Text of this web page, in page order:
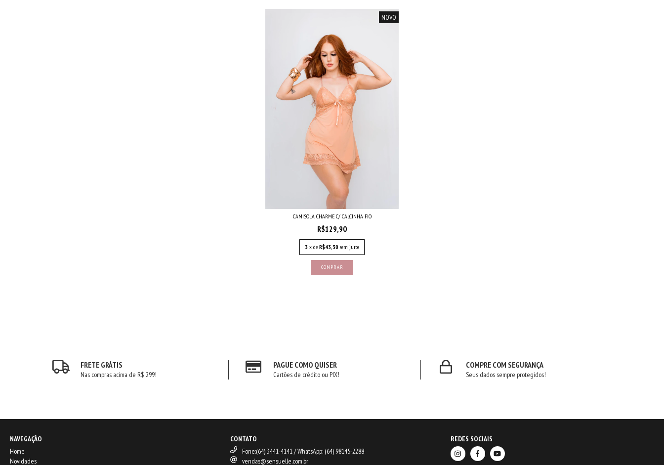
NOVO
CAMISOLA CHARME C/ CALCINHA FIO
R$129,90
3 x de R$43,30 sem juros
COMPRAR
FRETE GRÁTIS
Nas compras acima de R$ 299!
PAGUE COMO QUISER
Cartões de crédito ou PIX!
COMPRE COM SEGURANÇA
Seus dados sempre protegidos!
NAVEGAÇÃO
Home
Novidades
CONTATO
Fone:(64) 3441-4141 / WhatsApp: (64) 98145-2288
vendas@sensuelle.com.br
REDES SOCIAIS